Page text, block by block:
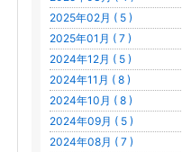
2025年02月 ( 5 )
2025年01月 ( 7 )
2024年12月 ( 5 )
2024年11月 ( 8 )
2024年10月 ( 8 )
2024年09月 ( 5 )
2024年08月 ( 7 )